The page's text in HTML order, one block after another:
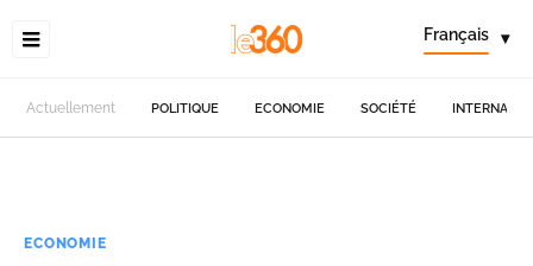
Français ▾
Actuellement POLITIQUE ECONOMIE SOCIÉTÉ
ECONOMIE